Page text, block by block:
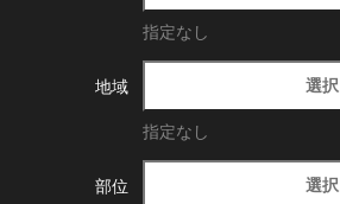
指定なし
地域 選択
指定なし
部位 選択